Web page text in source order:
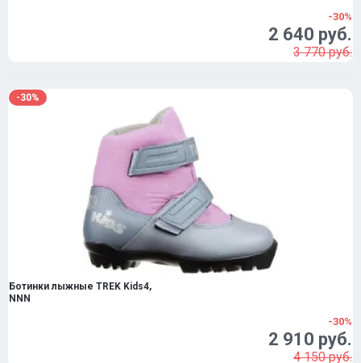
-30%
2 640 руб.
3 770 руб.
-30%
Ботинки лыжные TREK Kids4,
NNN
-30%
2 910 руб.
4 150 руб.